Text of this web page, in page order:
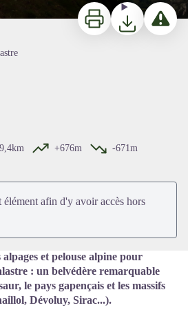
Voir l'image en plein écran
ImprimerTéléchargerSignaler
9,4km +676m
-671m
élément afin d'y avoir accès hors
et pelouse alpine pour
: un belvédère remarquable
le pays gapençais et les massifs
Dévoluy, Sirac...).